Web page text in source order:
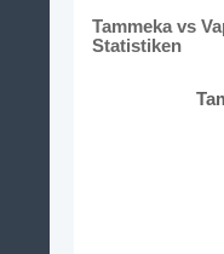
Tammeka vs
Statistiken